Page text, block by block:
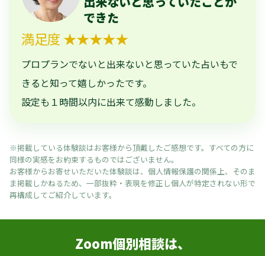
できた
満足度 ★★★★★
プロプランでないと出来ないと思っていた占いもで
きると知って嬉しかったです。
設定も１時間以内に出来て感動しました。
※掲載している体験談はお客様から頂戴したご感想です。すべての方に
同様の実感をお約束するものではございません。
お客様からお寄せいただいた体験談は、個人情報保護の関係上、そのま
ま掲載しかねるため、一部抜粋・表現を修正し個人が特定されない形で
再構成してご紹介しています。
Zoom個別相談は、